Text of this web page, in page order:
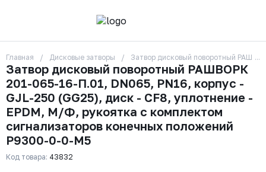
О компании
Контакты
Бренды
Отзывы
Сотрудники
Вакансии
Доставка
Оплата
Вопрос-ответ
Главная Дисковые затворы Затвор дисковый поворотный
Затвор дисковый поворотный РАШВОРК
201-065-16-П.01, DN065, PN16, корпус -
GJL-250 (GG25), диск - CF8, уплотнение -
EPDM, М/Ф, рукоятка с комплектом
сигнализаторов конечных положений
Р9300-0-0-М5
Код товара: 43832